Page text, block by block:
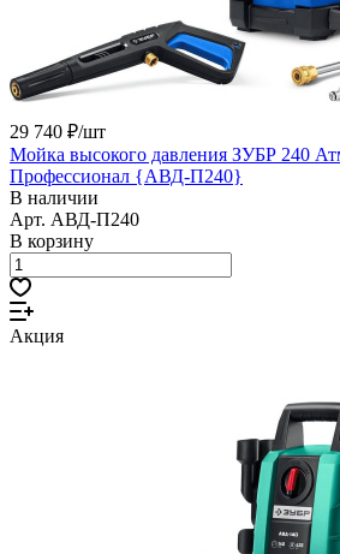
29 740 ₽/шт
Мойка высокого давления ЗУБР 240
Профессионал {АВД-П240}
В наличии
Арт. АВД-П240
В корзину
Акция